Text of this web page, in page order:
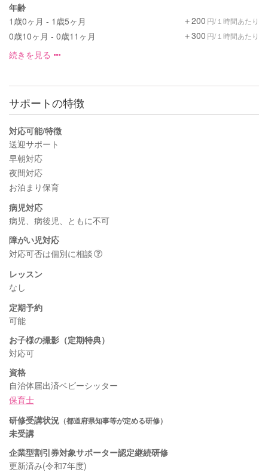
年齢
1歳0ヶ月 - 1歳5ヶ月
＋200 円/１時間あたり
0歳10ヶ月 - 0歳11ヶ月 ＋300 円/１時間あたり
続きを見る
サポートの特徴
対応可能/特徴
送迎サポート
早朝対応
夜間対応
お泊まり保育
病児対応
病児、病後児、ともに不可
障がい児対応
対応可否は個別に相談
レッスン
なし
定期予約
可能
お子様の撮影（定期特典）
対応可
資格
自治体届出済ベビーシッター
保育士
研修受講状況 （都道府県知事等が定める研修）
未受講
企業型割引券対象サポーター認定継続研修
更新済み(令和7年度)